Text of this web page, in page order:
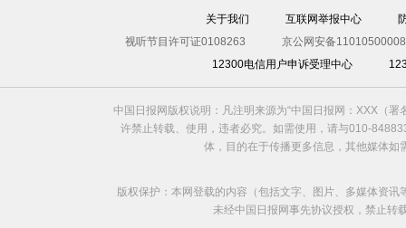
关于我们 互联网举报中心
视听节目许可证0108263
京公网安备
12300电信用户申诉受理中心
中国日报网版权说明：凡注明来源为“中国日报网：XXX（
许禁止转载、使用，违者必究。如需使用，请与010-
体，目的在于传播更多信息，其他媒体
版权保护：本网登载的内容（包括文字、图片、多媒体资
未经中国日报网事先协议授权，禁止转